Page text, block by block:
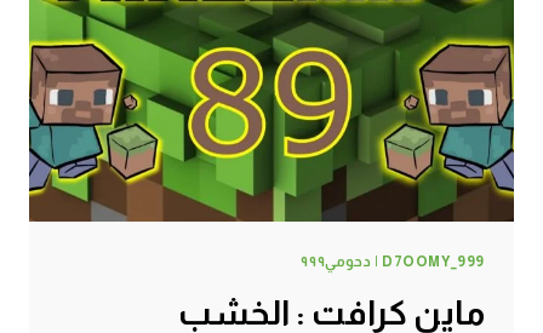
D7OOMY_999 | دحومي٩٩٩
ماين كرافت : الخشب